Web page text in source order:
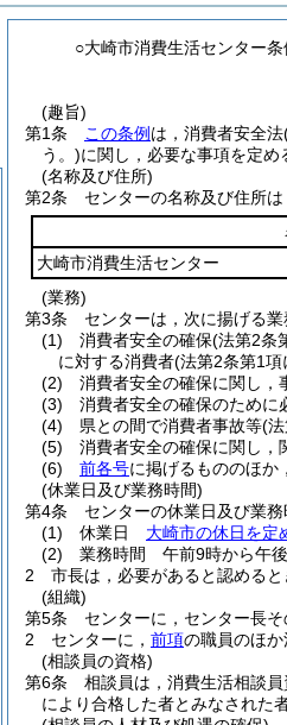
○大崎市消費生活センター条
(趣旨)
第1条
この条例 は，消費者安全法
う。)に関し，必要な事項を定め
(名称及び住所)
第2条
センターの名称及び住所は
大崎市消費生活センター
(業務)
第3条
センターは，次に揚げる業
(1)
消費者安全の確保(法第2条
に対する消費者(法第2条第1項
(2)
消費者安全の確保に関し，
(3)
消費者安全の確保のために
(4)
県との間で消費者事故等(
(5)
消費者安全の確保に関し，
(6)
前各号に掲げるもののほか
(休業日及び業務時間)
第4条
センターの休業日及び業務
(1)
休業日 大崎市の休日を定
(2)
業務時間 午前9時から午
2
市長は，必要があると認めると
(組織)
第5条
センターに，センター長そ
2
センターに， 前項の職員のほ
(相談員の資格)
第6条
相談員は，消費生活相談
により合格した者とみなされた